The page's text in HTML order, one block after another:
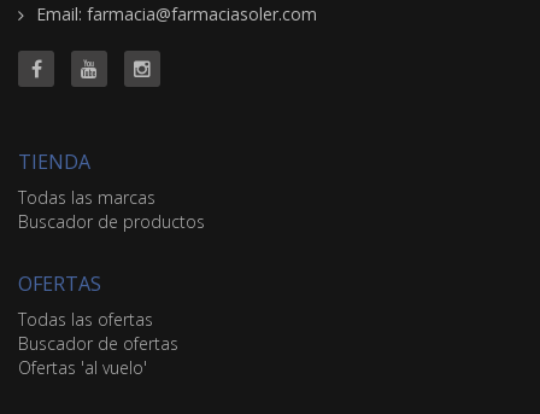
Email: farmacia@farmaciasoler.com
TIENDA
Todas las marcas
Buscador de productos
OFERTAS
Todas las ofertas
Buscador de ofertas
Ofertas 'al vuelo'